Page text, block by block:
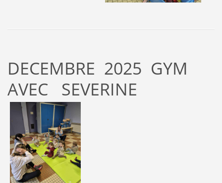
DECEMBRE 2025 GYM
AVEC SEVERINE